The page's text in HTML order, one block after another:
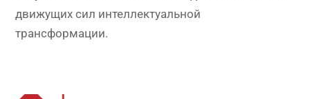
движущих сил интеллектуальной
трансформации.